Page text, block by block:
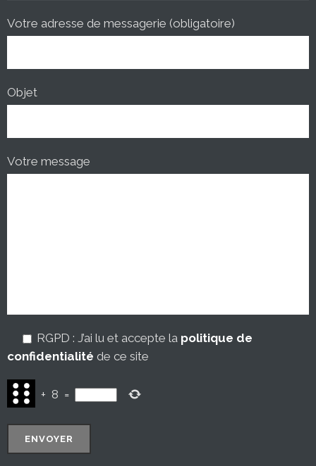
Votre adresse de messagerie (obligatoire)
Objet
Votre message
RGPD : J’ai lu et accepte la politique de
confidentialité de ce site
+ 8 =